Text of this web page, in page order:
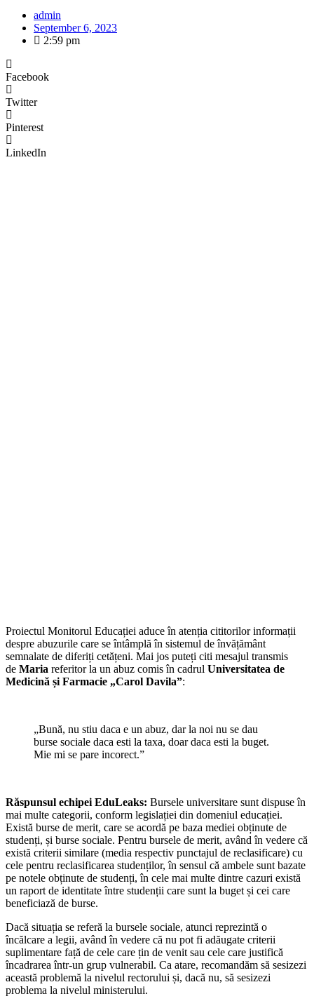
admin
September 6, 2023
2:59 pm
Facebook
Twitter
Pinterest
LinkedIn
Proiectul Monitorul Educației aduce în atenția cititorilor informații
despre abuzurile care se întâmplă în sistemul de învățământ
semnalate de diferiți cetățeni. Mai jos puteți citi mesajul transmis
de Maria referitor la un abuz comis în cadrul Universitatea de
Medicină și Farmacie „Carol Davila”:
„Bună, nu stiu daca e un abuz, dar la noi nu se dau
burse sociale daca esti la taxa, doar daca esti la buget.
Mie mi se pare incorect.”
Răspunsul echipei EduLeaks: Bursele universitare sunt dispuse în
mai multe categorii, conform legislației din domeniul educației.
Există burse de merit, care se acordă pe baza mediei obținute de
studenți, și burse sociale. Pentru bursele de merit, având în vedere că
există criterii similare (media respectiv punctajul de reclasificare) cu
cele pentru reclasificarea studenților, în sensul că ambele sunt bazate
pe notele obținute de studenți, în cele mai multe dintre cazuri există
un raport de identitate între studenții care sunt la buget și cei care
beneficiază de burse.
Dacă situația se referă la bursele sociale, atunci reprezintă o
încălcare a legii, având în vedere că nu pot fi adăugate criterii
suplimentare față de cele care țin de venit sau cele care justifică
încadrarea într-un grup vulnerabil. Ca atare, recomandăm să sesizezi
această problemă la nivelul rectorului și, dacă nu, să sesizezi
problema la nivelul ministerului.